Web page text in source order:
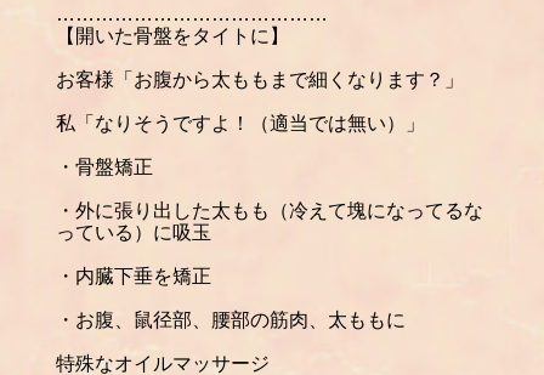
……………………………………
【開いた骨盤をタイトに】
お客様「お腹から太ももまで細くなります？」
私「なりそうですよ！（適当では無い）」
・骨盤矯正
・外に張り出した太もも（冷えて塊になってるな
っている）に吸玉
・内臓下垂を矯正
・お腹、鼠径部、腰部の筋肉、太ももに
特殊なオイルマッサージ